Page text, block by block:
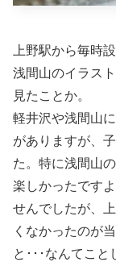
上野駅から毎時
浅間山のイラス
見たことか。
軽井沢や浅間山
がありますが、
た。特に浅間山
楽しかったです
せんでしたが、
くなかったのが
と･･･なんてこと